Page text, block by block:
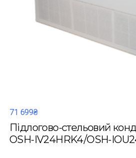
71 699₴
Підлогово-стельовий
OSH-IV24HRK4/OSH-